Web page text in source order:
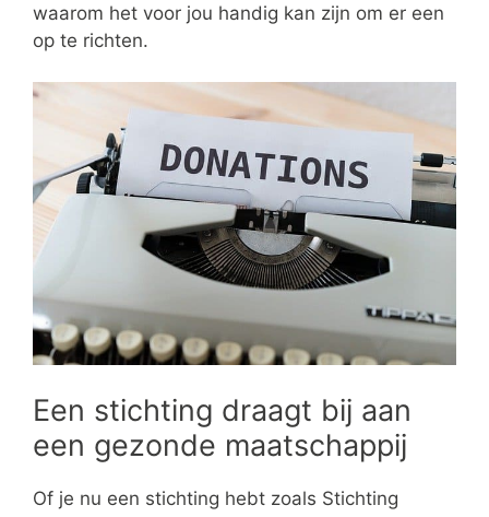
waarom het voor jou handig kan zijn om er een
op te richten.
Een stichting draagt bij aan
een gezonde maatschappij
Of je nu een stichting hebt zoals Stichting